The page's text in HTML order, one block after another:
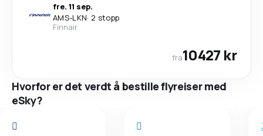
fre. 11 sep.
AMS-LKN· 2 stopp
Finnair
fra10427 kr
Hvorfor er det verdt å bestille flyreiser med
eSky?